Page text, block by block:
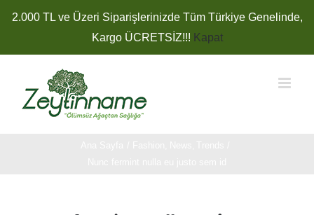
2.000 TL ve Üzeri Siparişlerinizde Tüm Türkiye Genelinde,
Kargo ÜCRETSİZ!!! Kapat